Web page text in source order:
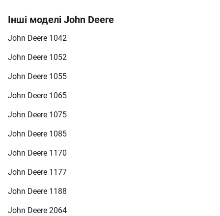
Інші моделі John Deere
John Deere 1042
John Deere 1052
John Deere 1055
John Deere 1065
John Deere 1075
John Deere 1085
John Deere 1170
John Deere 1177
John Deere 1188
John Deere 2064